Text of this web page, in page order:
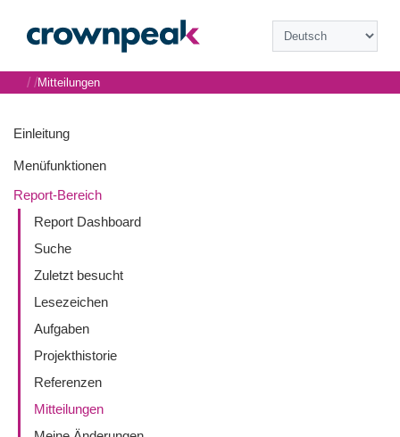
Einleitung
Menüfunktionen
Report-Bereich
Report Dashboard
Suche
Zuletzt besucht
Lesezeichen
Aufgaben
Projekthistorie
Referenzen
Mitteilungen
/ /Mitteilungen